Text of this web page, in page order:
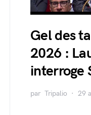
Gel des
2026 :
interroge
par Tripalio 29